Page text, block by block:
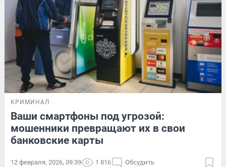
КРИМИНАЛ
Ваши смартфоны под угрозой:
мошенники превращают их в свои
банковские карты
12 февраля, 2026, 09:39 1 816 Обсудить